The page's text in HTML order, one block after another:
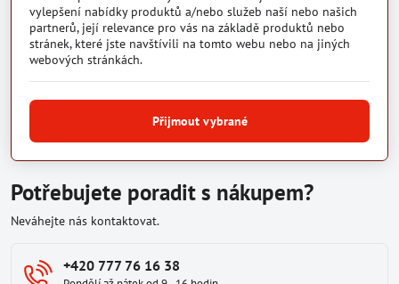
vylepšení nabídky produktů a/nebo služeb naší nebo našich
partnerů, její relevance pro vás na základě produktů nebo
stránek, které jste navštívili na tomto webu nebo na jiných
webových stránkách.
Přijmout vybrané
Potřebujete poradit s nákupem?
Neváhejte nás kontaktovat.
+420 777 76 16 38